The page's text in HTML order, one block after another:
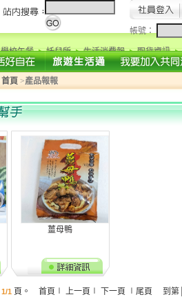
帳號：
學校午餐 托兒所 生活消費報 取貨資訊
首頁 >產品報報
薑母鴨
1/1 頁。 首頁∣ 上一頁∣ 下一頁 ∣尾頁 到第